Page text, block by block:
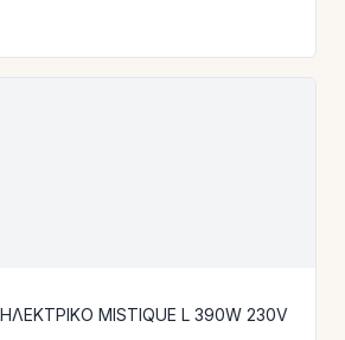
MISTIQUE L 390W 230V